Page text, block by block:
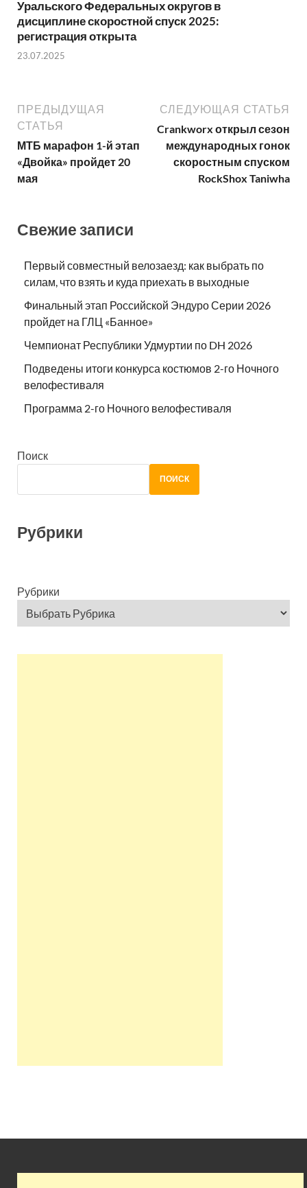
Уральского Федеральных округов в
дисциплине скоростной спуск 2025:
регистрация открыта
23.07.2025
ПРЕДЫДУЩАЯ
СТАТЬЯ
МТБ марафон 1-й этап
«Двойка» пройдет 20
мая
СЛЕДУЮЩАЯ СТАТЬЯ
Crankworx открыл сезон
международных гонок
скоростным спуском
RockShox Taniwha
Свежие записи
Первый совместный велозаезд: как выбрать по
силам, что взять и куда приехать в выходные
Финальный этап Российской Эндуро Серии 2026
пройдет на ГЛЦ «Банное»
Чемпионат Республики Удмуртии по DH 2026
Подведены итоги конкурса костюмов 2-го Ночного
велофестиваля
Программа 2-го Ночного велофестиваля
Поиск
ПОИСК
Рубрики
Рубрики